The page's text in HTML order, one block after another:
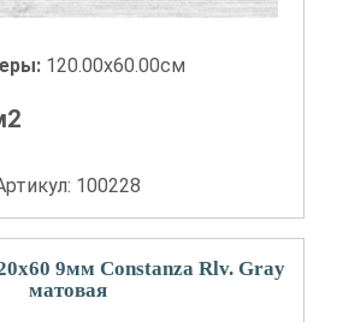
120.00x60.00см
100228
9мм Constanza Rlv. Gray
матовая